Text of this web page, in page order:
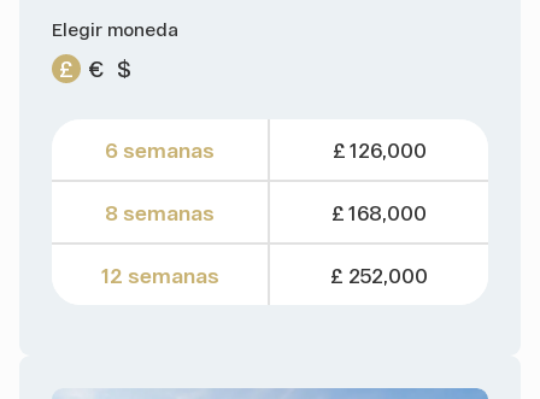
Elegir moneda
£ € $
6 semanas
8 semanas
12 semanas
£ 126,000
£ 168,000
£ 252,000